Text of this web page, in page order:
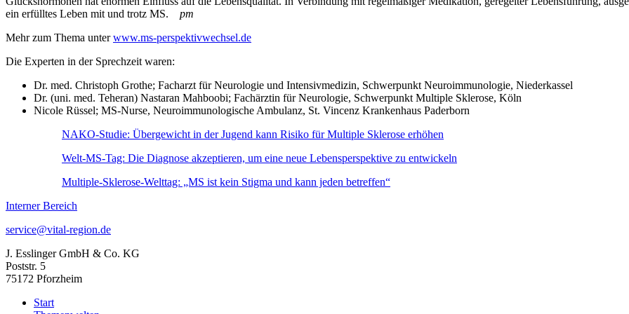
ein erfülltes Leben mit und trotz MS. pm
Mehr zum Thema unterwww.ms-perspektivwechsel.de
Die Experten in der Sprechzeit waren:
Dr. med. Christoph Grothe; Facharzt für Neurologie und Intensivmedizin, Schwerpunkt Neuroimmunologie, Niederkassel
Dr. (uni. med. Teheran) Nastaran Mahboobi; Fachärztin für Neurologie, Schwerpunkt Multiple Sklerose, Köln
Nicole Rüssel; MS-Nurse, Neuroimmunologische Ambulanz, St. Vincenz Krankenhaus Paderborn
NAKO-Studie: Übergewicht in der Jugend kann Risiko für Multiple Sklerose erhöhen
Welt-MS-Tag: Die Diagnose akzeptieren, um eine neue Lebensperspektive zu entwickeln
Multiple-Sklerose-Welttag: „MS ist kein Stigma und kann jeden betreffen“
Interner Bereich
service@vital-region.de
J. Esslinger GmbH & Co. KG
Poststr. 5
75172 Pforzheim
Start